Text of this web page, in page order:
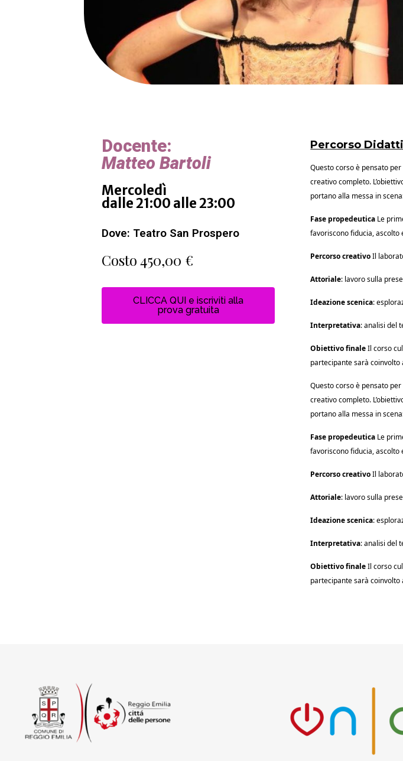
Docente:
Matteo Bartoli
Mercoledì
dalle 21:00 alle 23:00
Dove: Teatro San Prospero
Costo 450,00 €
CLICCA QUI e iscriviti alla
prova gratuita
Percorso
Questo corso è pensato
creativo completo.
portano alla messa in
Fase propedeutica Le
favoriscono fiducia,
Percorso creativoIl
Attoriale: lavoro sulla
Ideazione scenica:
Interpretativa: analisi del
Obiettivo finaleIl corso
partecipante sarà
Questo corso è pensato
creativo completo.
portano alla messa in
Fase propedeutica Le
favoriscono fiducia,
Percorso creativoIl
Attoriale: lavoro sulla
Ideazione scenica:
Interpretativa: analisi del
Obiettivo finaleIl corso
partecipante sarà